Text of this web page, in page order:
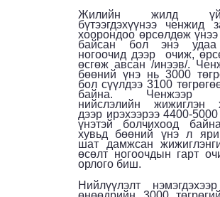
Жилийн жилд
бүтээгдэхүүнээ ченжид
хоорондоо өрсөлдөж үнээ
байсан бол энэ удаа
ногоочид дээр очиж,
өсгөж авсан /инээв/.
бөөний үнэ нь 3000
бол сүүлдээ 3100
байна. Ченжээр
нийслэлийн жижиглэн
дээр ирэхээрээ 4400-5000
үнэтэй болчихоод
хувьд бөөний үнэ л
шат дамжсан
өсөлт ногоочдын гарт
орлого биш.
Нийлүүлэлт